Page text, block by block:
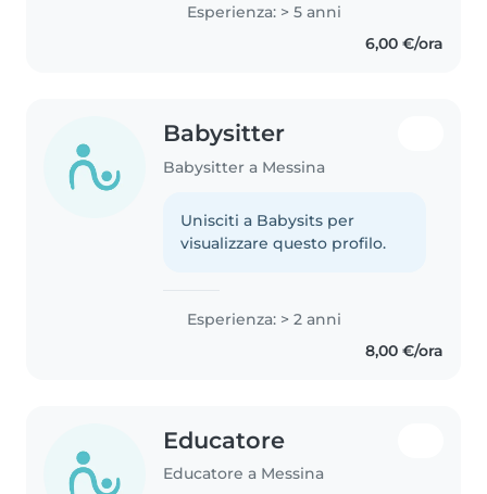
Esperienza: > 5 anni
6,00 €/ora
Babysitter
Babysitter a Messina
Unisciti a Babysits per
visualizzare questo profilo.
Esperienza: > 2 anni
8,00 €/ora
Educatore
Educatore a Messina